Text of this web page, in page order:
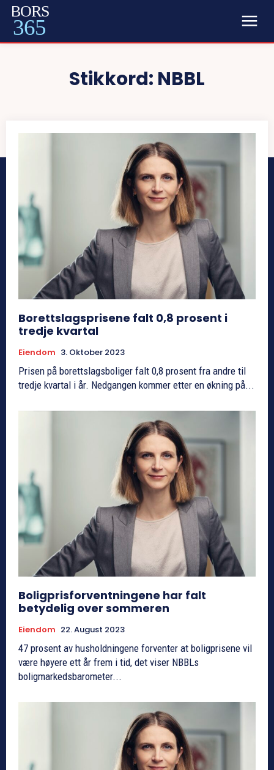
BORS
365
Stikkord: NBBL
Borettslagsprisene falt 0,8 prosent i
tredje kvartal
Eiendom 3. Oktober 2023
Prisen på borettslagsboliger falt 0,8 prosent fra andre til
tredje kvartal i år. Nedgangen kommer etter en økning på...
Boligprisforventningene har falt
betydelig over sommeren
Eiendom 22. August 2023
47 prosent av husholdningene forventer at boligprisene vil
være høyere ett år frem i tid, det viser NBBLs
boligmarkedsbarometer...